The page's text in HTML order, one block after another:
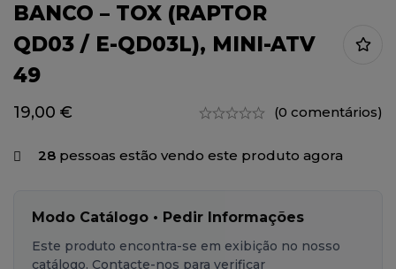
BANCO – TOX (RAPTOR
QD03 / E-QD03L), MINI-ATV
49
19,00 € (0 comentários)
28 pessoas estão vendo este produto agora
Modo Catálogo • Pedir Informações
Este produto encontra-se em exibição no nosso
catálogo. Contacte-nos para verificar